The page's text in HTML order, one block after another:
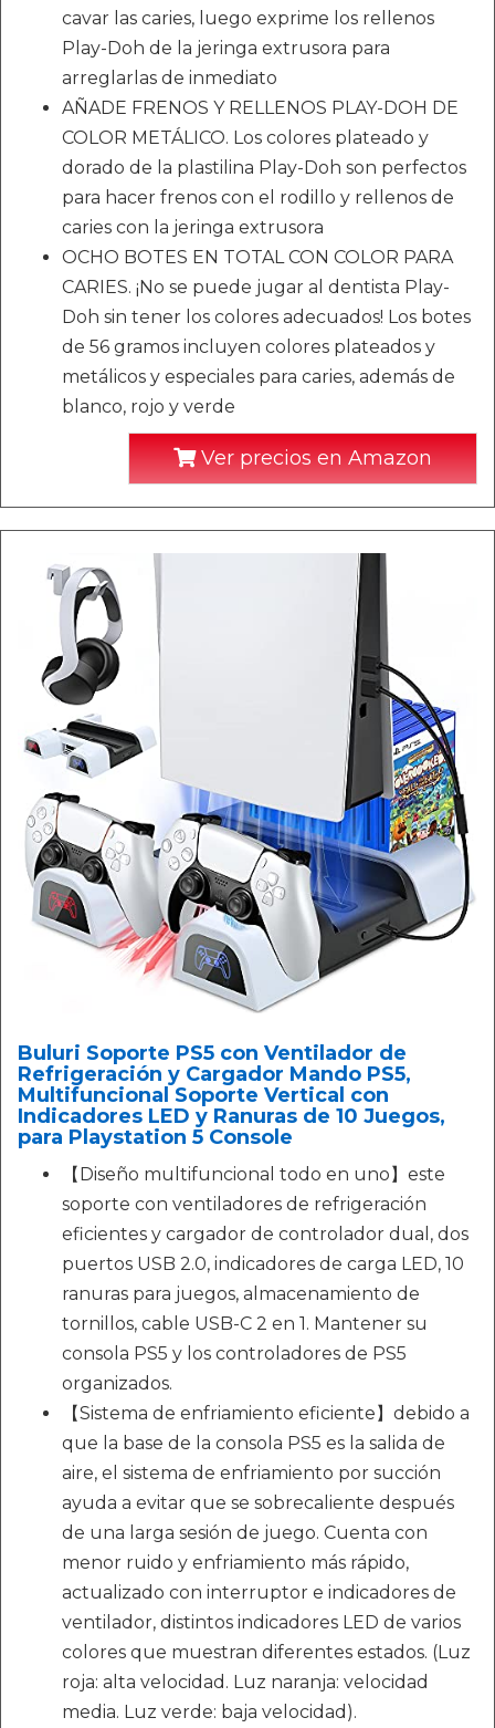
cavar las caries, luego exprime los rellenos
Play-Doh de la jeringa extrusora para
arreglarlas de inmediato
AÑADE FRENOS Y RELLENOS PLAY-DOH DE
COLOR METÁLICO. Los colores plateado y
dorado de la plastilina Play-Doh son perfectos
para hacer frenos con el rodillo y rellenos de
caries con la jeringa extrusora
OCHO BOTES EN TOTAL CON COLOR PARA
CARIES. ¡No se puede jugar al dentista Play-
Doh sin tener los colores adecuados! Los botes
de 56 gramos incluyen colores plateados y
metálicos y especiales para caries, además de
blanco, rojo y verde
Ver precios en Amazon
Buluri Soporte PS5 con Ventilador de
Refrigeración y Cargador Mando PS5,
Multifuncional Soporte Vertical con
Indicadores LED y Ranuras de 10 Juegos,
para Playstation 5 Console
【Diseño multifuncional todo en uno】este
soporte con ventiladores de refrigeración
eficientes y cargador de controlador dual, dos
puertos USB 2.0, indicadores de carga LED, 10
ranuras para juegos, almacenamiento de
tornillos, cable USB-C 2 en 1. Mantener su
consola PS5 y los controladores de PS5
organizados.
【Sistema de enfriamiento eficiente】debido a
que la base de la consola PS5 es la salida de
aire, el sistema de enfriamiento por succión
ayuda a evitar que se sobrecaliente después
de una larga sesión de juego. Cuenta con
menor ruido y enfriamiento más rápido,
actualizado con interruptor e indicadores de
ventilador, distintos indicadores LED de varios
colores que muestran diferentes estados. (Luz
roja: alta velocidad. Luz naranja: velocidad
media. Luz verde: baja velocidad).